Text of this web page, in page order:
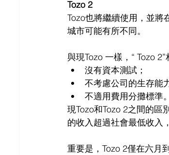
Tozo 2
Tozo也將繼續使用，並將
城市可能有所不同。
與現Tozo 一樣，“ Tozo
沒有資本測試；
不考慮公司的生存能
不適用費用分攤標準。
現Tozo和Tozo 2之間的區
的收入超過社會最低收入
重要是，Tozo 2僅在六月